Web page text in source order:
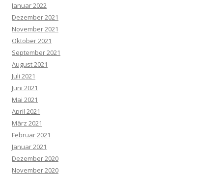
Januar 2022
Dezember 2021
November 2021
Oktober 2021
September 2021
August 2021
Juli 2021
Juni 2021
Mai 2021
April 2021
März 2021
Februar 2021
Januar 2021
Dezember 2020
November 2020